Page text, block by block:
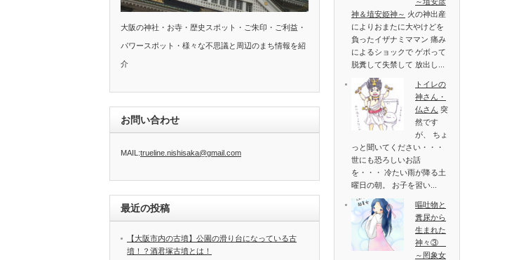
大阪の神社・お寺・歴史スポット・ご朱印・ご利益・
パワースポット・様々な不思議と周辺のまち情報を紹
介
お問い合わせ
MAIL:trueline.nishisaka@gmail.com
最近の投稿
【大阪市内の古墳】公園の滑り台になっている古
墳！？酒君塚古墳とは！
神＆埴安姫神～ 火の神出産
によりおまたに大やけどを
負ったイザナミママン 痛み
によるショックで ゲボって
脱糞して失禁して 放出し...
トイレの
神さん・
仏さん 突
然です
が、 ちょ
っと聞いてください・・・
世にも恐ろしいお話
を・・・ 冷たい雨が降る土
曜日の朝。 お子を習い...
嘔吐物と
糞尿から
生まれた
神々③
～罔象女